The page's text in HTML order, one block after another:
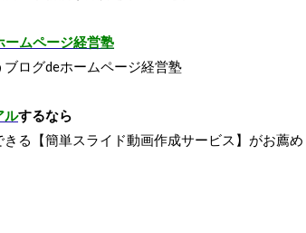
ムページ経営塾
ログdeホームページ経営塾
ルするなら
る【簡単スライド動画作成サービス】がお薦め